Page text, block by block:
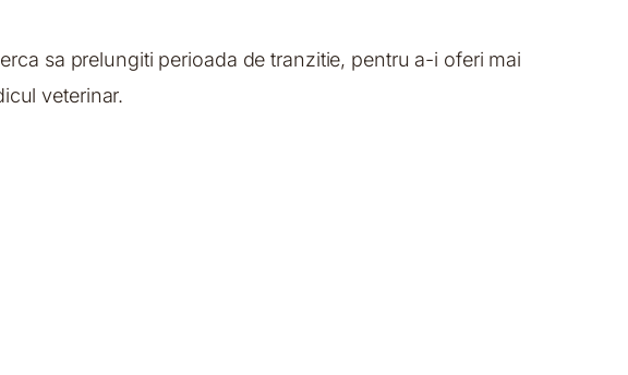
sa prelungiti perioada de tranzitie, pentru a-i oferi mai
veterinar.